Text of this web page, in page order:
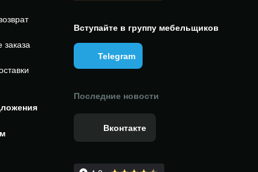
заказа
Вступайте в группу мебельщиков
Telegram
Последние новости
Вконтакте